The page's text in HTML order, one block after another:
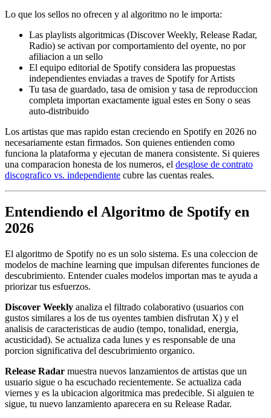
Lo que los sellos no ofrecen y al algoritmo no le importa:
Las playlists algoritmicas (Discover Weekly, Release Radar,
Radio) se activan por comportamiento del oyente, no por
afiliacion a un sello
El equipo editorial de Spotify considera las propuestas
independientes enviadas a traves de Spotify for Artists
Tu tasa de guardado, tasa de omision y tasa de reproduccion
completa importan exactamente igual estes en Sony o seas
auto-distribuido
Los artistas que mas rapido estan creciendo en Spotify en 2026 no
necesariamente estan firmados. Son quienes entienden como
funciona la plataforma y ejecutan de manera consistente. Si quieres
una comparacion honesta de los numeros, el desglose de contrato
discografico vs. independiente cubre las cuentas reales.
Entendiendo el Algoritmo de Spotify en
2026
El algoritmo de Spotify no es un solo sistema. Es una coleccion de
modelos de machine learning que impulsan diferentes funciones de
descubrimiento. Entender cuales modelos importan mas te ayuda a
priorizar tus esfuerzos.
Discover Weekly analiza el filtrado colaborativo (usuarios con
gustos similares a los de tus oyentes tambien disfrutan X) y el
analisis de caracteristicas de audio (tempo, tonalidad, energia,
acusticidad). Se actualiza cada lunes y es responsable de una
porcion significativa del descubrimiento organico.
Release Radar muestra nuevos lanzamientos de artistas que un
usuario sigue o ha escuchado recientemente. Se actualiza cada
viernes y es la ubicacion algoritmica mas predecible. Si alguien te
sigue, tu nuevo lanzamiento aparecera en su Release Radar.